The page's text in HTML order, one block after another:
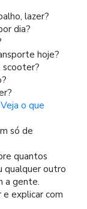
lazer?
dia?
hoje?
scooter?
o que
só de
quantos
qualquer outro
a gente.
explicar com